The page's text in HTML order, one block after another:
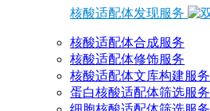
核酸适配体发现服务
核酸适配体合成服务
核酸适配体修饰服务
核酸适配体文库构建服务
蛋白核酸适配体筛选服务